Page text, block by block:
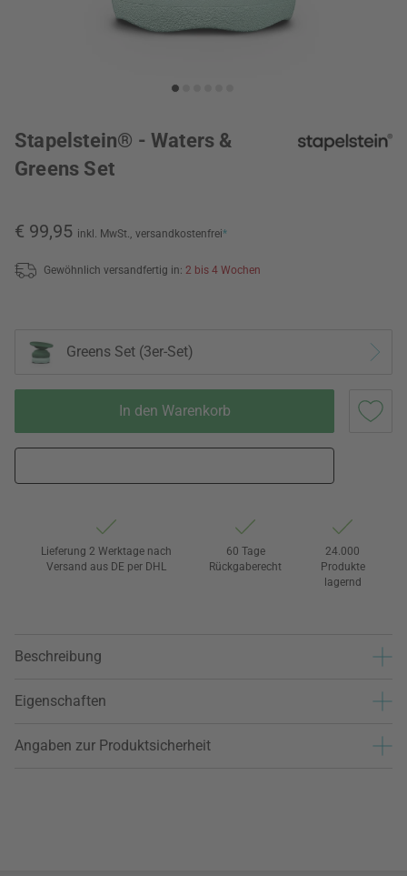
Stapelstein® - Waters &
Greens Set
€ 99,95 inkl. MwSt., versandkostenfrei*
Gewöhnlich versandfertig in: 2 bis 4 Wochen
Greens Set (3er-Set)
In den Warenkorb
Lieferung 2 Werktage nach
Versand aus DE per DHL
60 Tage
Rückgaberecht
24.000
Produkte
lagernd
Beschreibung
Eigenschaften
Angaben zur Produktsicherheit